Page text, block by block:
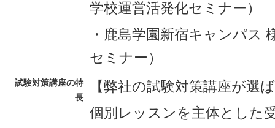
学校運営活発化セミナー）
・鹿島学園新宿キャンパス
セミナー）
試験対策講座の特
長
【弊社の試験対策講座が選
個別レッスンを主体とした